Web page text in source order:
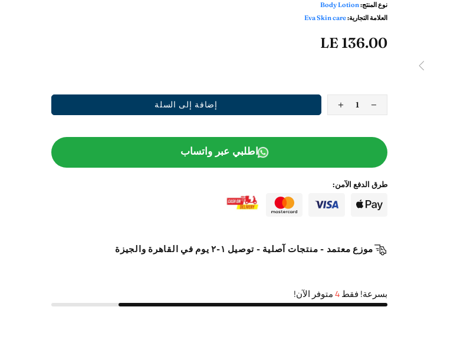
نوع المنتج:Body Lotion
العلامة التجارية:Eva Skin care
LE 136.00
إضافة إلى السلة
اطلبي عبر واتساب
طرق الدفع الآمن:
موزع معتمد - منتجات آصلية - توصيل ١-٢ يوم في القاهرة والجيزة
بسرعة! فقط4متوفر الآن!